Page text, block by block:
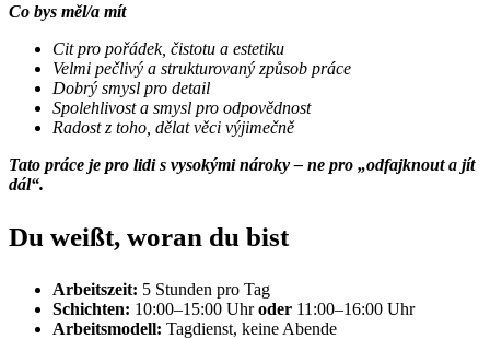
Co bys měl/a mít
Cit pro pořádek, čistotu a estetiku
Velmi pečlivý a strukturovaný způsob práce
Dobrý smysl pro detail
Spolehlivost a smysl pro odpovědnost
Radost z toho, dělat věci výjimečně
Tato práce je pro lidi s vysokými nároky – ne pro „odfajknout a jít
dál“.
Du weißt, woran du bist
Arbeitszeit: 5 Stunden pro Tag
Schichten: 10:00–15:00 Uhroder 11:00–16:00 Uhr
Arbeitsmodell: Tagdienst, keine Abende